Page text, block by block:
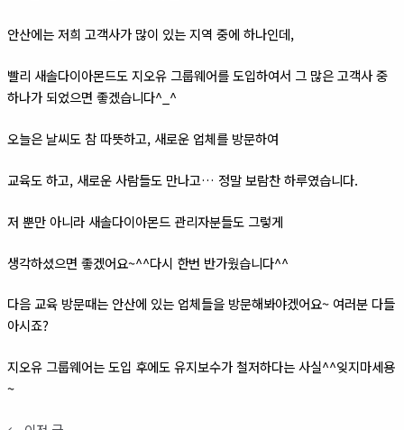
안산에는 저희 고객사가 많이 있는 지역 중에 하나인데,
빨리 새솔다이아몬드도 지오유 그룹웨어를 도입하여서 그 많은 고객사 중
하나가 되었으면 좋겠습니다^_^
오늘은 날씨도 참 따뜻하고, 새로운 업체를 방문하여
교육도 하고, 새로운 사람들도 만나고… 정말 보람찬 하루였습니다.
저 뿐만 아니라 새솔다이아몬드 관리자분들도 그렇게
생각하셨으면 좋겠어요~^^다시 한번 반가웠습니다^^
다음 교육 방문때는 안산에 있는 업체들을 방문해봐야겠어요~ 여러분 다들
아시죠?
지오유 그룹웨어는 도입 후에도 유지보수가 철저하다는 사실^^잊지마세용
~